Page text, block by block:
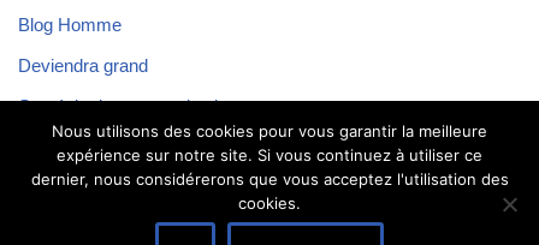
Blog Homme
Deviendra grand
Stratégie de communication
Voyager seul
Nous utilisons des cookies pour vous garantir la meilleure
expérience sur notre site. Si vous continuez à utiliser ce
dernier, nous considérerons que vous acceptez l'utilisation des
cookies.